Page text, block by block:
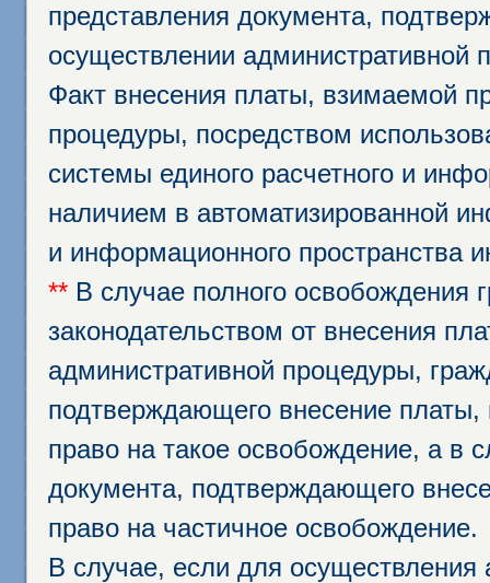
представления документа,
осуществлении административной
Факт внесения платы, взимаемой
процедуры, посредством
системы единого расчетного и
наличием в автоматизированной
и информационного пространства
** В случае полного освобождения
законодательством от внесения
административной процедуры,
подтверждающего внесение
право на такое освобождение, а в
документа, подтверждающего
право на частичное освобождение.
В случае, если для осуществления